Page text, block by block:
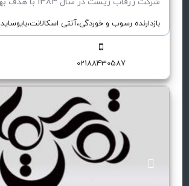
بازدارنده رسوب و خوردگی،آنتی اسکالانت،بایوساید
02188430587